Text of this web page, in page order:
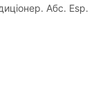
Абс. Esp.